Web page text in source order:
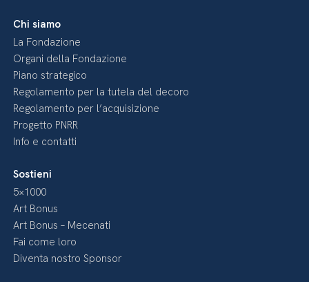
Chi siamo
La Fondazione
Organi della Fondazione
Piano strategico
Regolamento per la tutela del decoro
Regolamento per l’acquisizione
Progetto PNRR
Info e contatti
Sostieni
5×1000
Art Bonus
Art Bonus – Mecenati
Fai come loro
Diventa nostro Sponsor